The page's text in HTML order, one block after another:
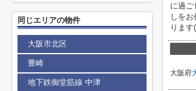
に過ご
しを
ります
大阪府
同じエリアの物件
大阪市北区
豊崎
地下鉄御堂筋線 中津